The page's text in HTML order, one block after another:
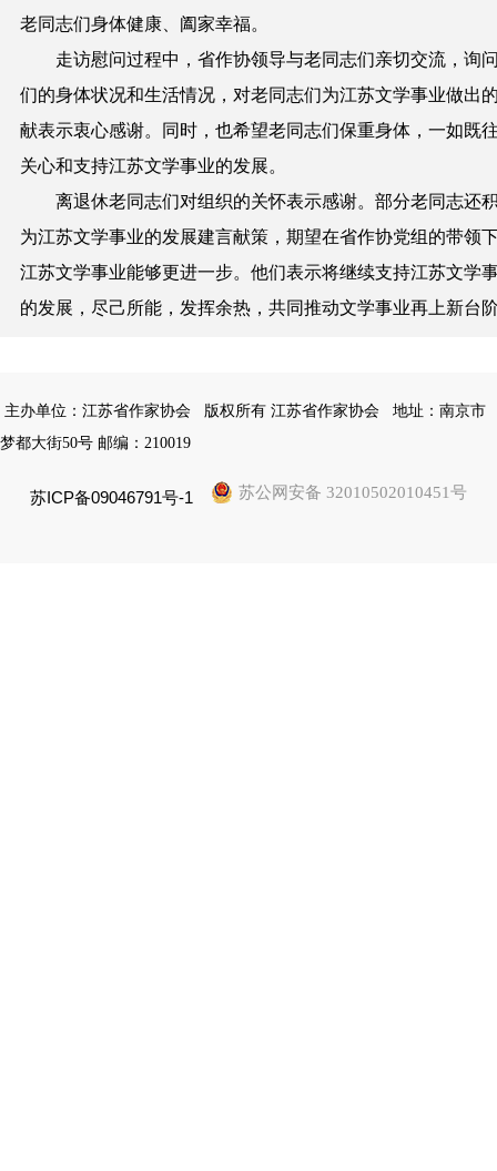
老同志们身体健康、阖家幸福。
走访慰问过程中，省作协领导与老同志们亲切交流，询
们的身体状况和生活情况，对老同志们为江苏文学事业做出
献表示衷心感谢。同时，也希望老同志们保重身体，一如既
关心和支持江苏文学事业的发展。
离退休老同志们对组织的关怀表示感谢。部分老同志还
为江苏文学事业的发展建言献策，期望在省作协党组的带领
江苏文学事业能够更进一步。他们表示将继续支持江苏文学
的发展，尽己所能，发挥余热，共同推动文学事业再上新台
主办单位：江苏省作家协会 版权所有 江苏省作家协会
地址：南京市
梦都大街50号 邮编：210019
苏ICP备09046791号-1 苏公网安备 32010502010451号